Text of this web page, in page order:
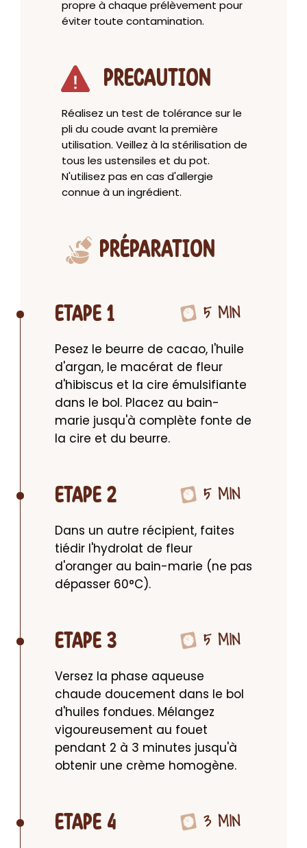
propre à chaque prélèvement pour
éviter toute contamination.
PRECAUTION
Réalisez un test de tolérance sur le
pli du coude avant la première
utilisation. Veillez à la stérilisation de
tous les ustensiles et du pot.
N'utilisez pas en cas d'allergie
connue à un ingrédient.
PRÉPARATION
ETAPE 1 5 MIN
Pesez le beurre de cacao, l'huile
d'argan, le macérat de fleur
d'hibiscus et la cire émulsifiante
dans le bol. Placez au bain-
marie jusqu'à complète fonte de
la cire et du beurre.
ETAPE 2 5 MIN
Dans un autre récipient, faites
tiédir l'hydrolat de fleur
d'oranger au bain-marie (ne pas
dépasser 60°C).
ETAPE 3 5 MIN
Versez la phase aqueuse
chaude doucement dans le bol
d'huiles fondues. Mélangez
vigoureusement au fouet
pendant 2 à 3 minutes jusqu'à
obtenir une crème homogène.
ETAPE 4 3 MIN